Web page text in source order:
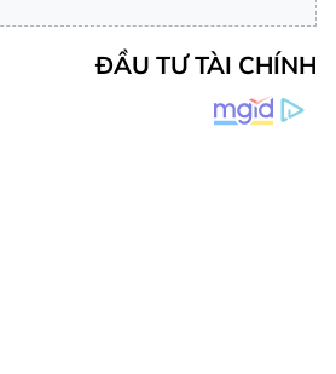
ĐẦU TƯ TÀI CHÍNH